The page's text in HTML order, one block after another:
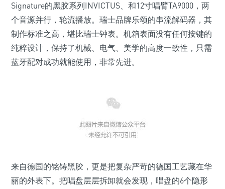
Signature的黑胶系列INVICTUS、和12寸唱臂TA9000，两
个音源并行，轮流播放。瑞士品牌乐颂的串流解码器，其
制作标准之高，堪比瑞士钟表。机箱表面没有任何按键的
纯粹设计，保持了机械、电气、美学的高度一致性，只需
蓝牙配对成功就能使用，非常先进。
来自德国的铭铸黑胶，更是把复杂严苛的德国工艺藏在华
丽的外表下。把唱盘层层拆卸就会发现，唱盘的6个隐形